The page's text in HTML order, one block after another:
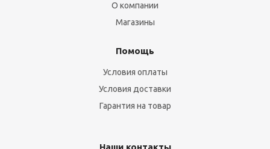
О компании
Магазины
Помощь
Условия оплаты
Условия доставки
Гарантия на товар
Наши контакты